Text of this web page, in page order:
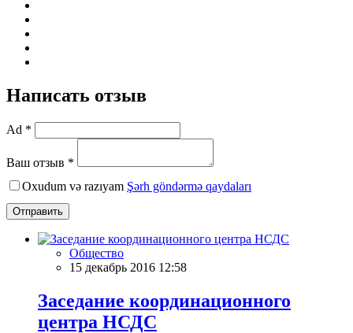
Написать отзыв
Ad *
Ваш отзыв *
Oxudum və razıyam Şərh göndərmə qaydaları
Отправить
Общество
15 декабрь 2016 12:58
Заседание координационного
центра НСДС